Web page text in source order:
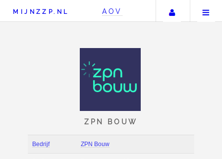
MIJNZZP.NL AOV Uw